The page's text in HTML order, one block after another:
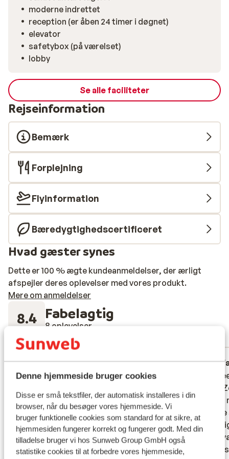
Denne hjemmeside bruger cookies
Disse er små tekstfiler, der automatisk installeres i din
browser, når du besøger vores hjemmeside. Vi
bruger funktionelle cookies som standard for at sikre, at
hjemmesiden fungerer korrekt og fungerer godt. Med din
tilladelse bruger vi hos Sunweb Group GmbH også
statistike cookies til at forbedre vores hjemmeside,
moderne indrettet
reception (er åben 24 timer i døgnet)
elevator
safetybox (på værelset)
lobby
Se alle faciliteter
Rejseinformation
Bemærk
Forplejning
Flyinformation
Bæredygtighedscertificeret
Hvad gæster synes
Dette er 100 % ægte kundeanmeldelser, der ærligt
afspejler deres oplevelser med vores produkt.
Mere om anmeldelser
8.4 Fabelagtig
8 oplevelser
Mest booket af med partner
8.0 Fabelagtig
30. jun. 2026
Rustig hotel
Rustig hotel
9.7
Dit is
only).
Dit is
only).